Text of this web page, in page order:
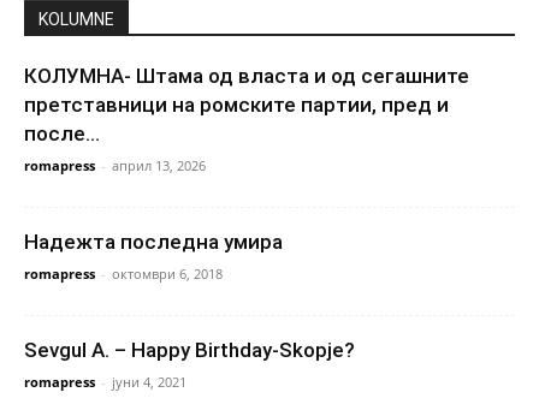
KOLUMNE
КОЛУМНА- Штама од власта и од сегашните
претставници на ромските партии, пред и
после...
romapress - април 13, 2026
Надежта последна умира
romapress - октомври 6, 2018
Sevgul A. – Happy Birthday-Skopje?
romapress - јуни 4, 2021